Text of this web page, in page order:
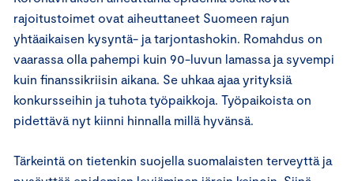
rajoitustoimet ovat aiheuttaneet Suomeen rajun
yhtäaikaisen kysyntä- ja tarjontashokin. Romahdus on
vaarassa olla pahempi kuin 90-luvun lamassa ja syvempi
kuin finanssikriisin aikana. Se uhkaa ajaa yrityksiä
konkursseihin ja tuhota työpaikkoja. Työpaikoista on
pidettävä nyt kiinni hinnalla millä hyvänsä.
Tärkeintä on tietenkin suojella suomalaisten terveyttä ja